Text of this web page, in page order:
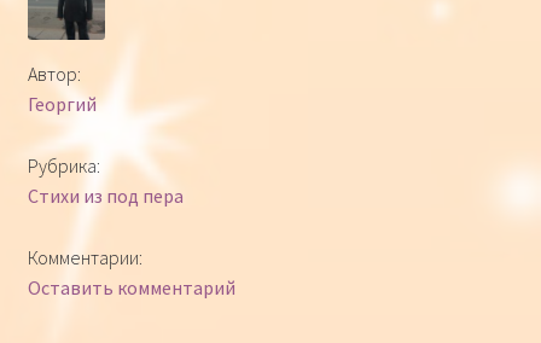
Стихи для малышей
Детская философия
Интернет-конкурс чтецов «Созвучие 2018»
Автор:
Георгий
Рубрика:
Стихи из под пера
Комментарии:
Оставить комментарий